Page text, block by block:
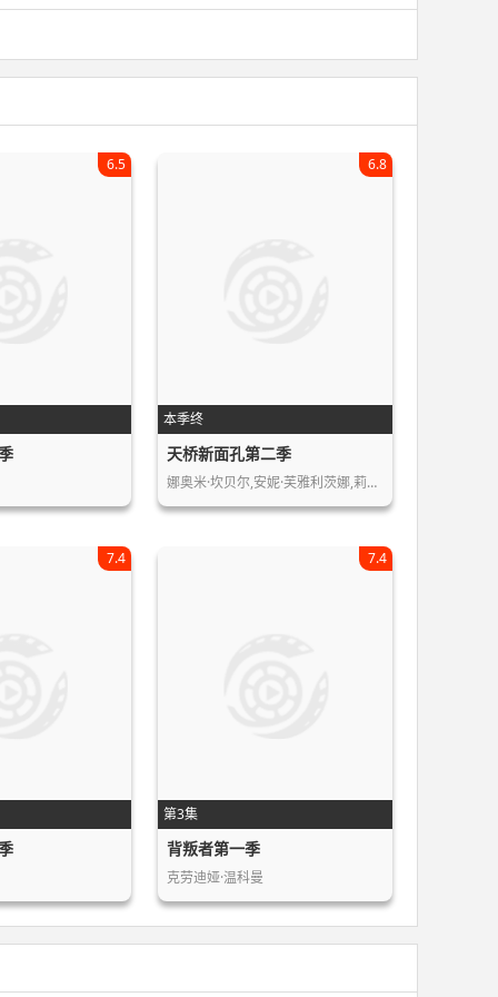
6.5
本季终
6.8
天桥新面孔第二季
娜奥米·坎贝尔,安妮·芙雅利茨娜,莉蒂…
7.4
第3集
7.4
背叛者第一季
克劳迪娅·温科曼